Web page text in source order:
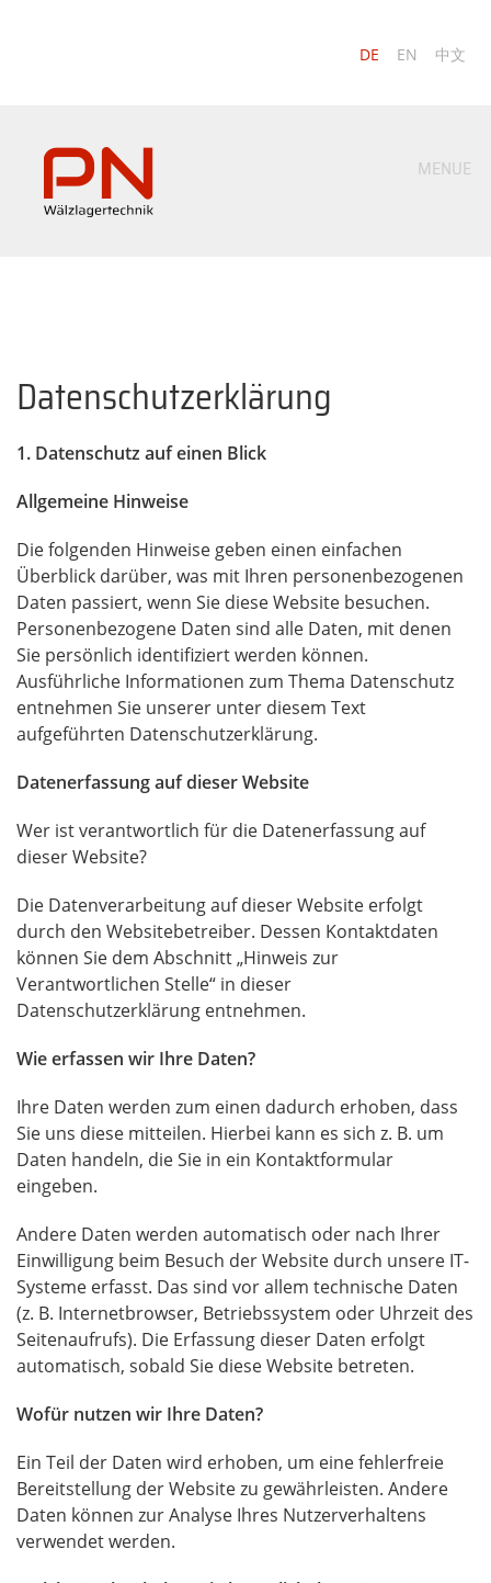
DE EN 中文
MENUE
Datenschutz­erklärung
1. Datenschutz auf einen Blick
Allgemeine Hinweise
Die folgenden Hinweise geben einen einfachen
Überblick darüber, was mit Ihren personenbezogenen
Daten passiert, wenn Sie diese Website besuchen.
Personenbezogene Daten sind alle Daten, mit denen
Sie persönlich identifiziert werden können.
Ausführliche Informationen zum Thema Datenschutz
entnehmen Sie unserer unter diesem Text
aufgeführten Datenschutzerklärung.
Datenerfassung auf dieser Website
Wer ist verantwortlich für die Datenerfassung auf
dieser Website?
Die Datenverarbeitung auf dieser Website erfolgt
durch den Websitebetreiber. Dessen Kontaktdaten
können Sie dem Abschnitt „Hinweis zur
Verantwortlichen Stelle“ in dieser
Datenschutzerklärung entnehmen.
Wie erfassen wir Ihre Daten?
Ihre Daten werden zum einen dadurch erhoben, dass
Sie uns diese mitteilen. Hierbei kann es sich z. B. um
Daten handeln, die Sie in ein Kontaktformular
eingeben.
Andere Daten werden automatisch oder nach Ihrer
Einwilligung beim Besuch der Website durch unsere IT-
Systeme erfasst. Das sind vor allem technische Daten
(z. B. Internetbrowser, Betriebssystem oder Uhrzeit des
Seitenaufrufs). Die Erfassung dieser Daten erfolgt
automatisch, sobald Sie diese Website betreten.
Wofür nutzen wir Ihre Daten?
Ein Teil der Daten wird erhoben, um eine fehlerfreie
Bereitstellung der Website zu gewährleisten. Andere
Daten können zur Analyse Ihres Nutzerverhaltens
verwendet werden.